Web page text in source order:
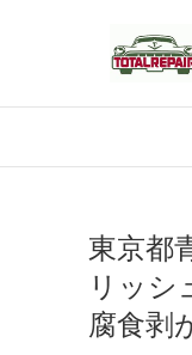
ホ
ー
東京都
リッシ
腐食剥